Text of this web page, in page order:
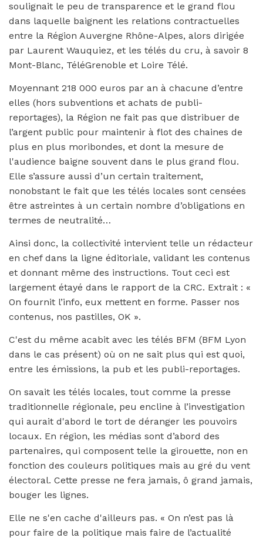
soulignait le peu de transparence et le grand flou
dans laquelle baignent les relations contractuelles
entre la Région Auvergne Rhône-Alpes, alors dirigée
par Laurent Wauquiez, et les télés du cru, à savoir 8
Mont-Blanc, TéléGrenoble et Loire Télé.
Moyennant 218 000 euros par an à chacune d’entre
elles (hors subventions et achats de publi-
reportages), la Région ne fait pas que distribuer de
l’argent public pour maintenir à flot des chaines de
plus en plus moribondes, et dont la mesure de
l'audience baigne souvent dans le plus grand flou.
Elle s’assure aussi d’un certain traitement,
nonobstant le fait que les télés locales sont censées
être astreintes à un certain nombre d’obligations en
termes de neutralité…
Ainsi donc, la collectivité intervient telle un rédacteur
en chef dans la ligne éditoriale, validant les contenus
et donnant même des instructions. Tout ceci est
largement étayé dans le rapport de la CRC. Extrait : «
On fournit l’info, eux mettent en forme. Passer nos
contenus, nos pastilles, OK ».
C'est du même acabit avec les télés BFM (BFM Lyon
dans le cas présent) où on ne sait plus qui est quoi,
entre les émissions, la pub et les publi-reportages.
On savait les télés locales, tout comme la presse
traditionnelle régionale, peu encline à l’investigation
qui aurait d'abord le tort de déranger les pouvoirs
locaux. En région, les médias sont d’abord des
partenaires, qui composent telle la girouette, non en
fonction des couleurs politiques mais au gré du vent
électoral. Cette presse ne fera jamais, ô grand jamais,
bouger les lignes.
Elle ne s'en cache d'ailleurs pas. « On n’est pas là
pour faire de la politique mais faire de l’actualité